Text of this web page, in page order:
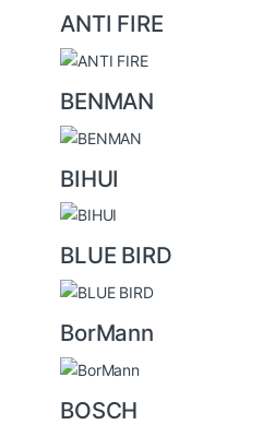
ANTI FIRE
BENMAN
BIHUI
BLUE BIRD
BorMann
BOSCH